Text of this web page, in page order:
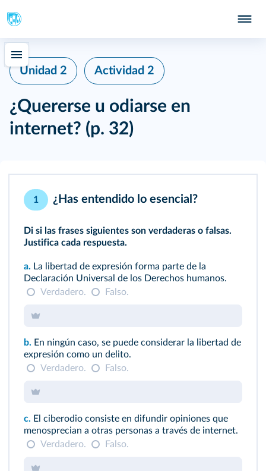
Unidad 2 Actividad 2
¿Quererse u odiarse en
internet? (p. 32)
1 ¿Has entendido lo esencial?
Di si las frases siguientes son verdaderas o falsas.
Justifica cada respuesta.
a. La libertad de expresión forma parte de la
Declaración Universal de los Derechos humanos.
Verdadero.
Falso.
b. En ningún caso, se puede considerar la libertad de
expresión como un delito.
Verdadero.
Falso.
c. El ciberodio consiste en difundir opiniones que
menosprecian a otras personas a través de internet.
Verdadero.
Falso.